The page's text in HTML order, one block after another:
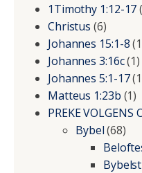
1Timothy 1:12-17
Christus (6)
Johannes 15:1-8
Johannes 3:16c(1)
Johannes 5:1-17
Matteus 1:23b (1)
PREKE VOLGENS
Bybel(68)